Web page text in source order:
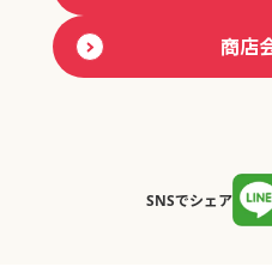
商店
SNSでシェア